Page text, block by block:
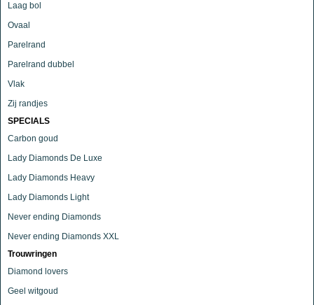
Laag bol
Ovaal
Parelrand
Parelrand dubbel
Vlak
Zij randjes
SPECIALS
Carbon goud
Lady Diamonds De Luxe
Lady Diamonds Heavy
Lady Diamonds Light
Never ending Diamonds
Never ending Diamonds XXL
Trouwringen
Diamond lovers
Geel witgoud